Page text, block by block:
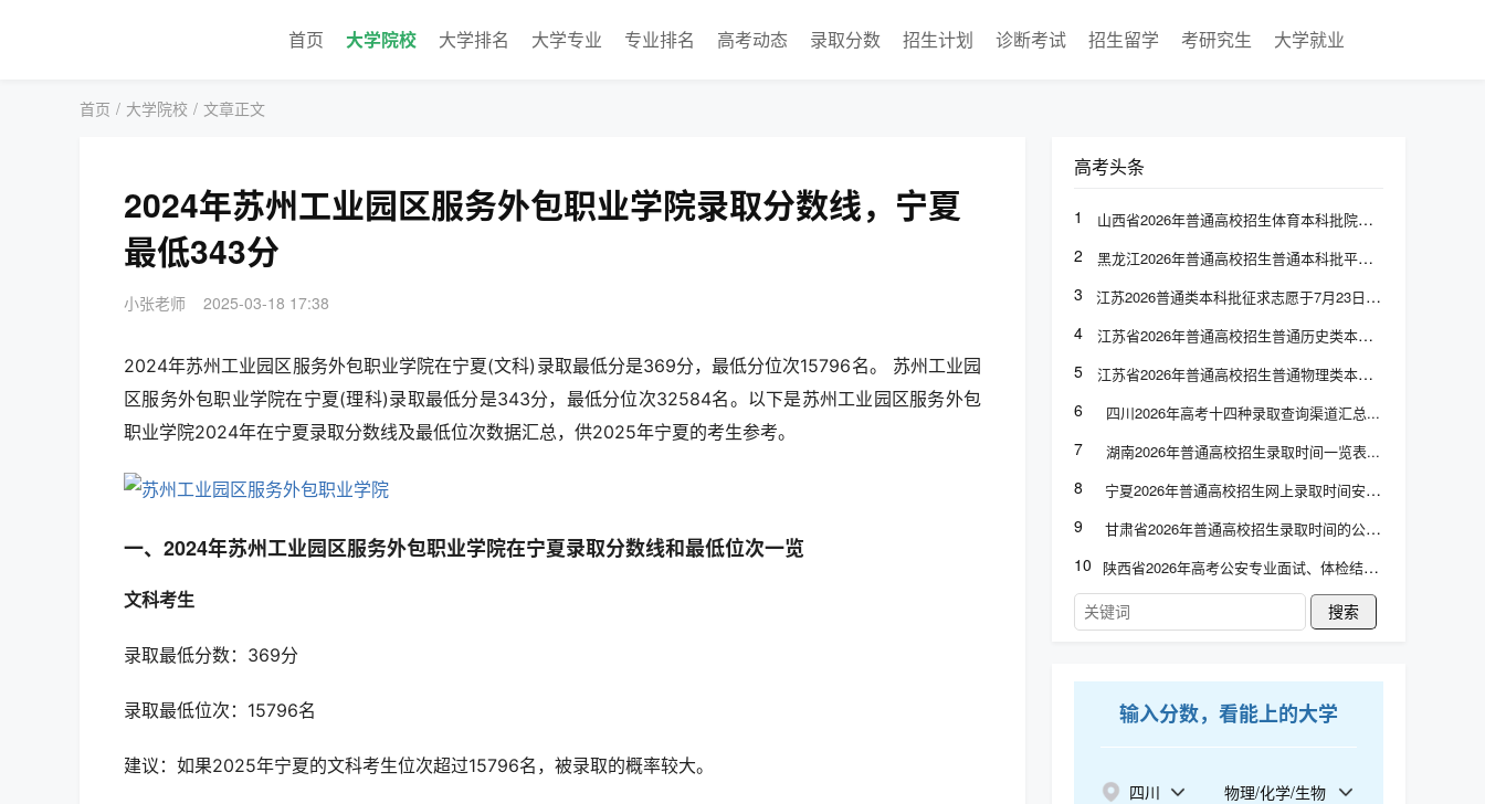
首页 大学院校 大学排名 大学专业 专业排名 高考动态 录取分数 招生计划 诊断考试 招生留学 考研究生 大学就业
首页 / 大学院校 / 文章正文
2024年苏州工业园区服务外包职业学院录取分数线，宁夏
最低343分
小张老师 2025-03-18 17:38
2024年苏州工业园区服务外包职业学院在宁夏(文科)录取最低分是369分，最低分位次15796名。 苏州工业园
区服务外包职业学院在宁夏(理科)录取最低分是343分，最低分位次32584名。以下是苏州工业园区服务外包
职业学院2024年在宁夏录取分数线及最低位次数据汇总，供2025年宁夏的考生参考。
一、2024年苏州工业园区服务外包职业学院在宁夏录取分数线和最低位次一览
文科考生
录取最低分数：369分
录取最低位次：15796名
建议：如果2025年宁夏的文科考生位次超过15796名，被录取的概率较大。
高考头条
1
山西省2026年普通高校招生体育本科批院校专业组投档最低分
2
黑龙江2026年普通高校招生普通本科批平行志愿投档分数线发布
3
江苏2026普通类本科批征求志愿于7月23日上午9:00至下午3:00填报
4
江苏省2026年普通高校招生普通历史类本科批次征求志愿计划
5
江苏省2026年普通高校招生普通物理类本科批次征求志愿计划
6
四川2026年高考十四种录取查询渠道汇总
7 湖南2026年普通高校招生录取时间一览表
8
宁夏2026年普通高校招生网上录取时间安排
9
甘肃省2026年普通高校招生录取时间的公告
10
陕西省2026年高考公安专业面试、体检结论查询
搜索
输入分数，看能上的大学
四川 物理/化学/生物